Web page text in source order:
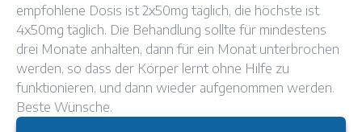
empfohlene Dosis ist 2x50mg täglich, die höchste ist
4x50mg täglich. Die Behandlung sollte für mindestens
drei Monate anhalten, dann für ein Monat unterbrochen
werden, so dass der Körper lernt ohne Hilfe zu
funktionieren, und dann wieder aufgenommen werden.
Beste Wünsche.